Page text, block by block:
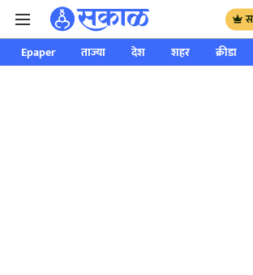
Epaper ताज्या देश शहर क्रीडा